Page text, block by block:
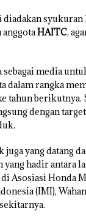
diadakan
HAITC,
media
dalam rangka
tahun berikutnya.
dengan
juga yang datang
yang hadir antara
Asosiasi Honda
(IMI),